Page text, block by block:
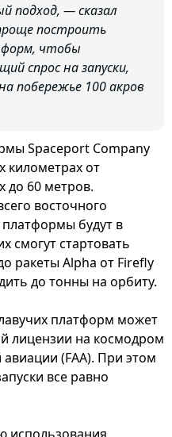
подход, — сказал
построить
чтобы
спрос на запуски,
побережье 100 акров
Spaceport Company
километрах от
до 60 метров.
восточного
будут в
смогут стартовать
ракеты Alpha от Firefly
до тонны на орбиту.
платформ может
лицензии на космодром
(FAA). При этом
все равно